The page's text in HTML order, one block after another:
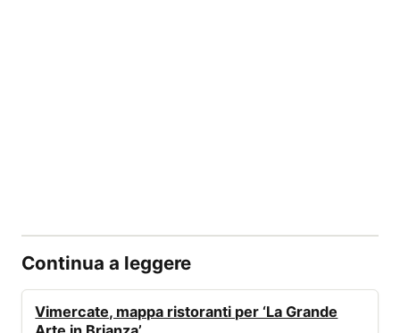
Continua a leggere
Vimercate, mappa ristoranti per ‘La Grande